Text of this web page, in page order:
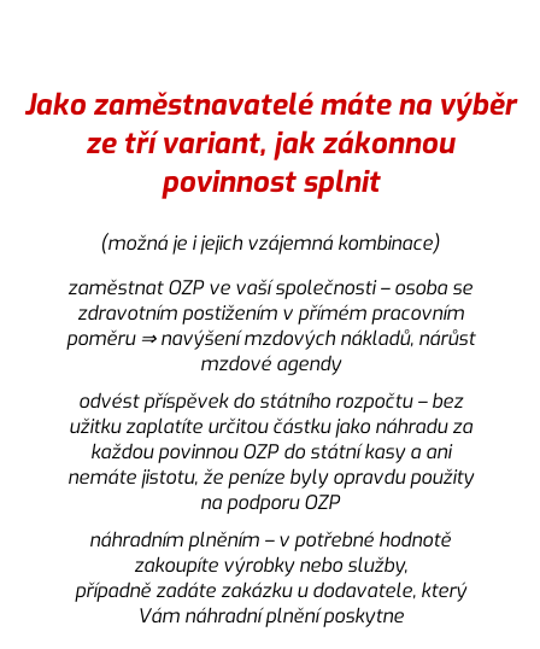
Jako zaměstnavatelé mátena výběr
ze tří variant, jak zákonnou
povinnost splnit
(možná je i jejich vzájemná kombinace)
zaměstnat OZP ve vaší společnosti – osoba se
zdravotním postižením v přímém pracovním
poměru ⇒ navýšení mzdových nákladů, nárůst
mzdové agendy
odvést příspěvek do státního rozpočtu – bez
užitku zaplatíte určitou částku jako náhradu za
každou povinnou OZP do státní kasy a ani
nemáte jistotu, že peníze byly opravdu použity
na podporu OZP
náhradním plněním – v potřebné hodnotě
zakoupíte výrobky nebo služby,
případně zadáte zakázku u dodavatele, který
Vám náhradní plnění poskytne